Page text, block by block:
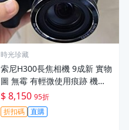
時光珍藏
索尼H300長焦相機 9成新 實物
圖 無霉 有輕微使用痕跡 機身
鏡頭原裝 無拆修無翻新-3430
$ 8,150 95折
折扣碼 直購